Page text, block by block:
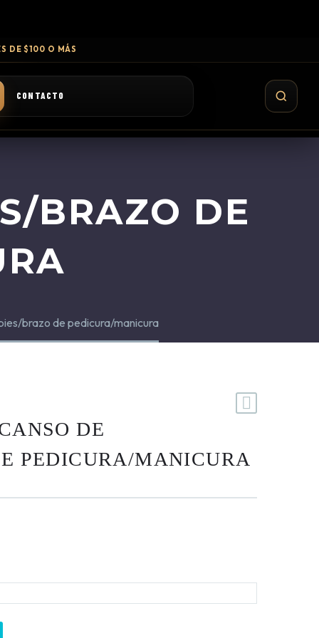
DE $100 O MÁS
CONTACTO
BRAZO DE
brazo de pedicura/manicura
DE
PEDICURA/MANICURA